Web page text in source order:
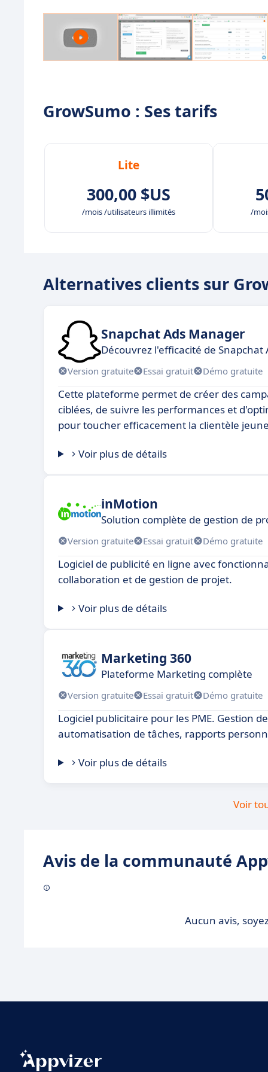
GrowSumo : Ses tarifs
Lite
300,00 $US
/mois /utilisateurs illimités /
Alternatives clients sur
Snapchat Ads Manager
Découvrez l'efficacité de
Version gratuite Essai gratuit Démo gratuite
Cette plateforme permet de créer des
ciblées, de suivre les performances et
pour toucher efficacement la clientèle
Voir plus de détails
inMotion
Solution complète de gestion de
Version gratuite Essai gratuit Démo gratuite
Logiciel de publicité en ligne avec
collaboration et de gestion de projet.
Voir plus de détails
Marketing 360
Plateforme Marketing complète
Version gratuite Essai gratuit Démo gratuite
Logiciel publicitaire pour les PME. Gestion
automatisation de tâches, rapports
Voir plus de détails
Voir
Avis de la communauté
Aucun avis,